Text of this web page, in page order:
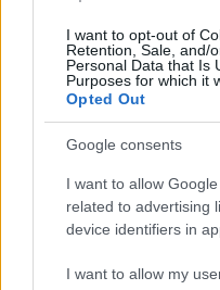
I want to opt-out of
Retention, Sale, and/
Personal Data that Is
Purposes for which it
Opted Out
Google consents
I want to allow
related to advertising
device identifiers in
I want to allow my